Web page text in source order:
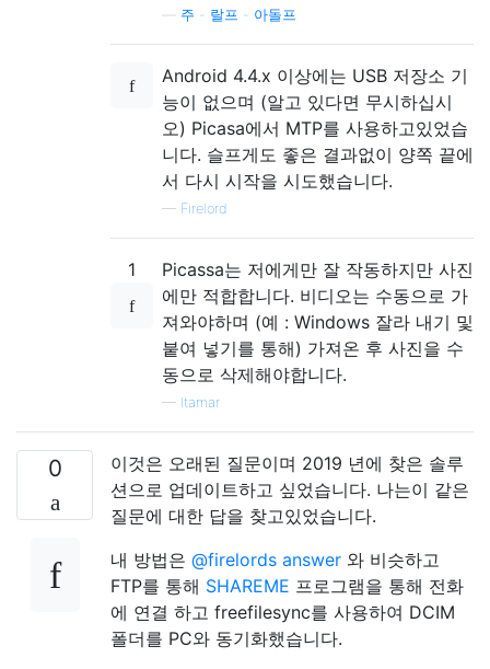
주 - 랄프 - 아돌프
Android 4.4.x 이상에는 USB 저장소 기
능이 없으며 (알고 있다면 무시하십시
오) Picasa에서 MTP를 사용하고있었습
니다. 슬프게도 좋은 결과없이 양쪽 끝에
서 다시 시작을 시도했습니다.
— Firelord
1
Picassa는 저에게만 잘 작동하지만 사진
에만 적합합니다. 비디오는 수동으로 가
져와야하며 (예 : Windows 잘라 내기 및
붙여 넣기를 통해) 가져온 후 사진을 수
동으로 삭제해야합니다.
— Itamar
0
이것은 오래된 질문이며 2019 년에 찾은 솔루
션으로 업데이트하고 싶었습니다. 나는이 같은
질문에 대한 답을 찾고있었습니다.
내 방법은 @firelords answer 와 비슷하고
FTP를 통해 SHAREME 프로그램을 통해 전화
에 연결 하고 freefilesync를 사용하여 DCIM
폴더를 PC와 동기화했습니다.